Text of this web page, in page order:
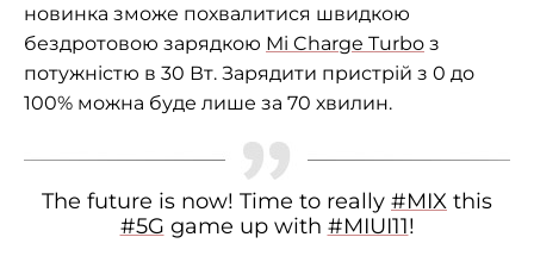
новинка зможе похвалитися швидкою
бездротовою зарядкою Mi Charge Turbo з
потужністю в 30 Вт. Зарядити пристрій з 0 до
100% можна буде лише за 70 хвилин.
The future is now! Time to really #MIX this
#5G game up with #MIUI11!